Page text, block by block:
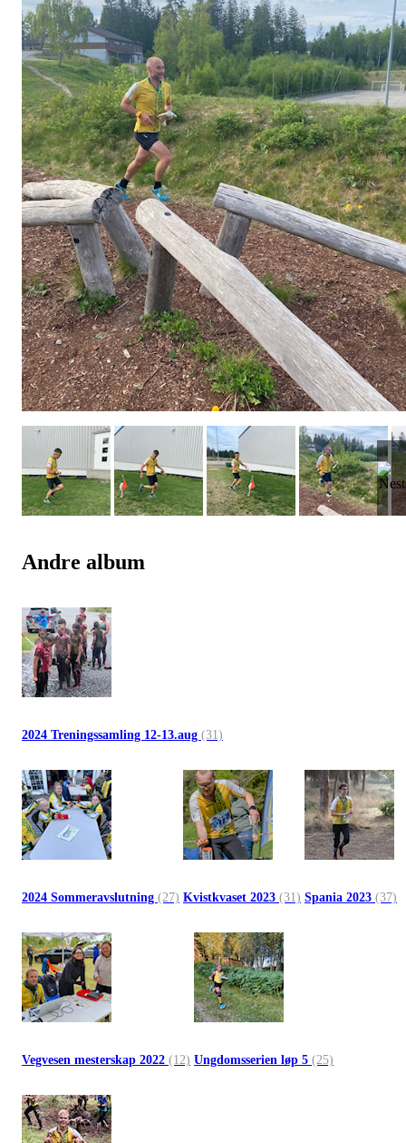
Andre album
2024 Treningssamling 12-13.aug (31)
2024 Sommeravslutning (27) Kvistkvaset 2023 (31) Spania 2023 (37)
Vegvesen mesterskap 2022 (12) Ungdomsserien løp 5 (25)